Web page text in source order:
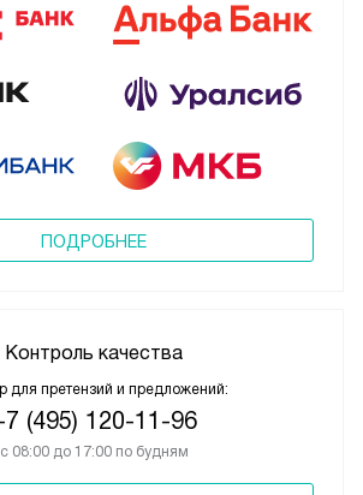
ПОДРОБНЕЕ
Контроль качества
для претензий и предложений:
(495) 120-11-96
с 08:00 до 17:00 по будням